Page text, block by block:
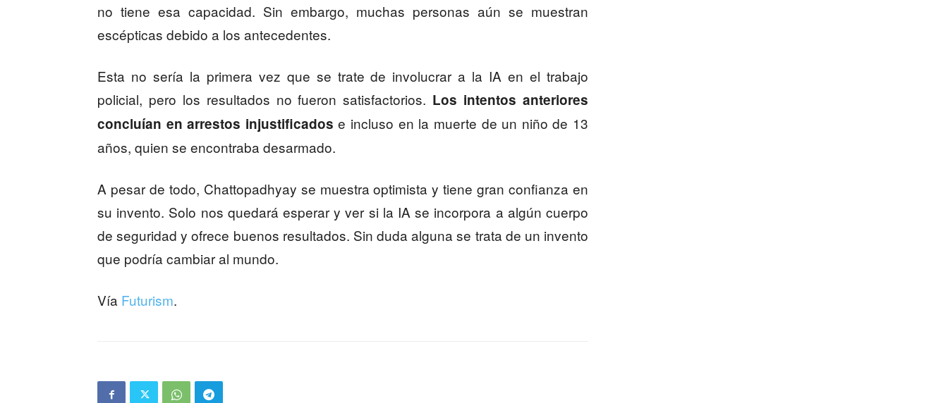
no tiene esa capacidad. Sin embargo, muchas personas aún se muestran
escépticas debido a los antecedentes.
Esta no sería la primera vez que se trate de involucrar a la IA en el trabajo
policial, pero los resultados no fueron satisfactorios. Los intentos anteriores
concluían en arrestos injustificados e incluso en la muerte de un niño de 13
años, quien se encontraba desarmado.
A pesar de todo, Chattopadhyay se muestra optimista y tiene gran confianza en
su invento. Solo nos quedará esperar y ver si la IA se incorpora a algún cuerpo
de seguridad y ofrece buenos resultados. Sin duda alguna se trata de un invento
que podría cambiar al mundo.
Vía Futurism.